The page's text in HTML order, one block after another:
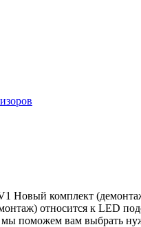
Новый комплект
относится к LED
поможем вам выбрать